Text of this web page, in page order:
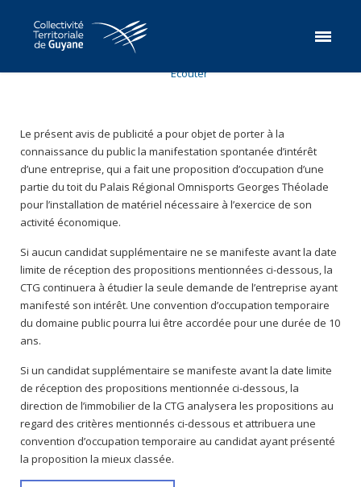
Ecouter
Le présent avis de publicité a pour objet de porter à la
connaissance du public la manifestation spontanée d’intérêt
d’une entreprise, qui a fait une proposition d’occupation d’une
partie du toit du Palais Régional Omnisports Georges Théolade
pour l’installation de matériel nécessaire à l’exercice de son
activité économique.
Si aucun candidat supplémentaire ne se manifeste avant la date
limite de réception des propositions mentionnées ci-dessous, la
CTG continuera à étudier la seule demande de l’entreprise ayant
manifesté son intérêt. Une convention d’occupation temporaire
du domaine public pourra lui être accordée pour une durée de 10
ans.
Si un candidat supplémentaire se manifeste avant la date limite
de réception des propositions mentionnée ci-dessous, la
direction de l’immobilier de la CTG analysera les propositions au
regard des critères mentionnés ci-dessous et attribuera une
convention d’occupation temporaire au candidat ayant présenté
la proposition la mieux classée.